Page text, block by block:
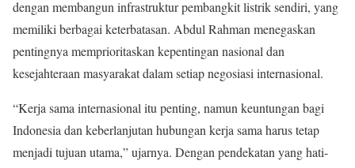
dengan membangun infrastruktur pembangkit listrik sendiri, yang
memiliki berbagai keterbatasan. Abdul Rahman menegaskan
pentingnya memprioritaskan kepentingan nasional dan
kesejahteraan masyarakat dalam setiap negosiasi internasional.
“Kerja sama internasional itu penting, namun keuntungan bagi
Indonesia dan keberlanjutan hubungan kerja sama harus tetap
menjadi tujuan utama,” ujarnya. Dengan pendekatan yang hati-